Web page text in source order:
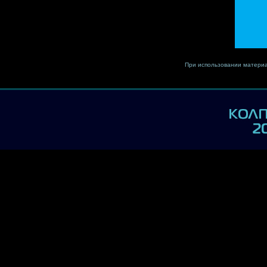
При использовании